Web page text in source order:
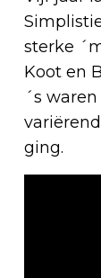
sterke
Koot en
´s
ging.